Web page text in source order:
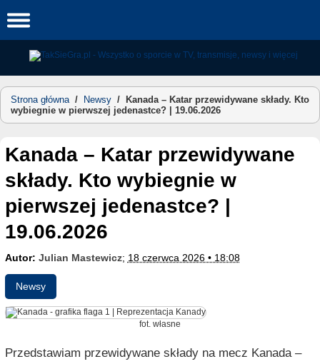
to
Strona główna/ Newsy /
Kanada – Katar przewidywane składy. Kto
wybiegnie w pierwszej jedenastce? | 19.06.2026
Kanada – Katar przewidywane
składy. Kto wybiegnie w
pierwszej jedenastce? |
19.06.2026
Autor: Julian Mastewicz; 18 czerwca 2026 • 18:08
Newsy
fot. własne
Przedstawiam przewidywane składy na mecz Kanada –